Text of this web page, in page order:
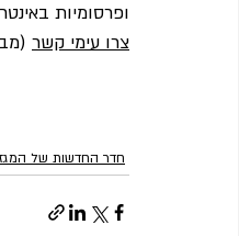
ופרסומיות
צרו עימי קשר
חדר החדשות של